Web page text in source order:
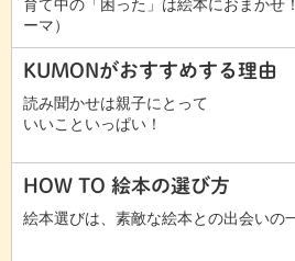
育て中の「困った」は絵本におまかせ
ーマ）
KUMONがおすすめする理由
読み聞かせは親子にとって
いいこといっぱい！
HOW TO 絵本の選び方
絵本選びは、素敵な絵本との出会いの